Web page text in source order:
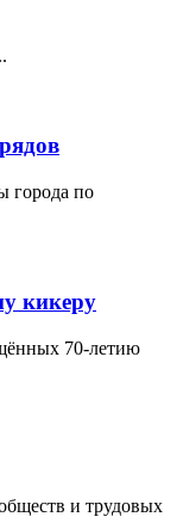
города по
кикеру
70-летию
и трудовых